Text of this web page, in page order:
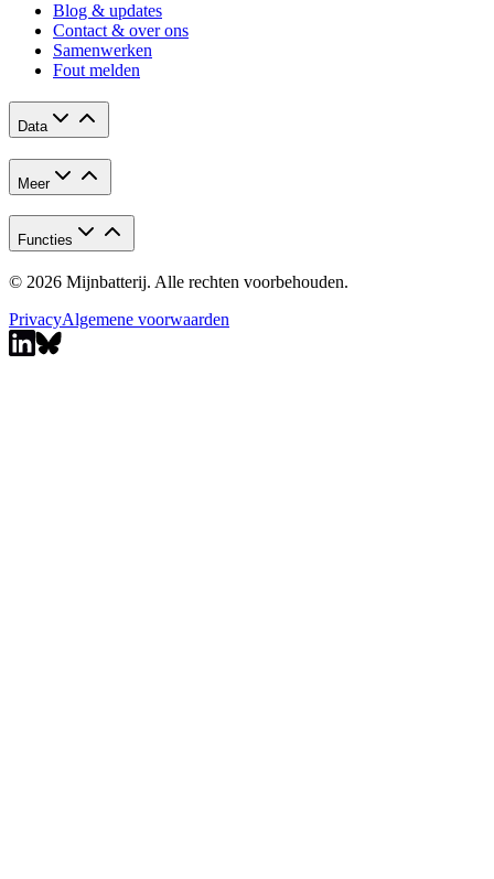
Blog & updates
Contact & over ons
Samenwerken
Fout melden
Data
Meer
Functies
© 2026 Mijnbatterij. Alle rechten voorbehouden.
PrivacyAlgemene voorwaarden